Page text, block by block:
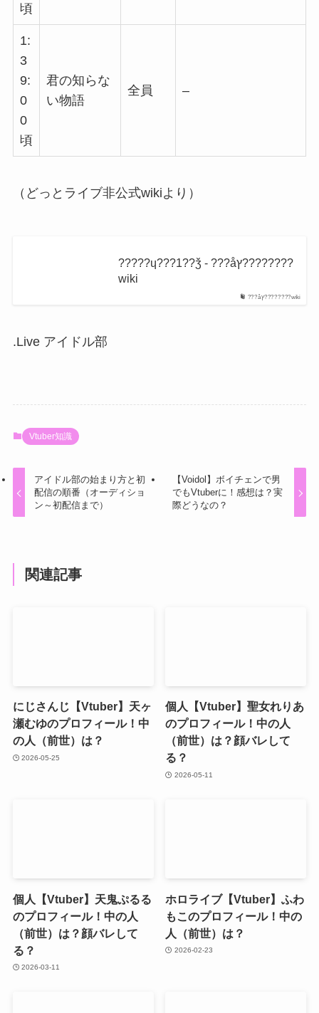
頃
1:
3
9:
0
0
頃
君の知らな
い物語
全員 –
（どっとライブ非公式wikiより）
???åץ????????wiki
?????ɥ???1??ǯ - ???åץ????????
wiki
.Liveアイドル部
Vtuber知識
アイドル部の始まり方と初
配信の順番（オーディショ
ン～初配信まで）
【Voidol】ボイチェンで男
でもVtuberに！感想は？実
際どうなの？
関連記事
にじさんじ【Vtuber】天ヶ
瀬むゆのプロフィール！中
の人（前世）は？
2026-05-25
個人【Vtuber】聖女れりあ
のプロフィール！中の人
（前世）は？顔バレして
る？
2026-05-11
個人【Vtuber】天鬼ぷるる
のプロフィール！中の人
（前世）は？顔バレして
る？
2026-03-11
ホロライブ【Vtuber】ふわ
もこのプロフィール！中の
人（前世）は？
2026-02-23